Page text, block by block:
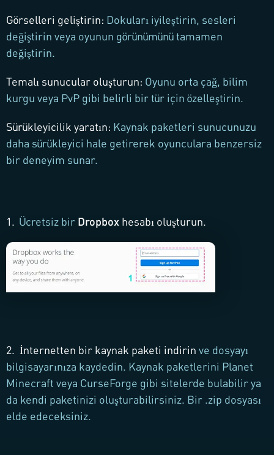
Görselleri geliştirin: Dokuları iyileştirin, sesleri
değiştirin veya oyunun görünümünü tamamen
değiştirin.
Temalı sunucular oluşturun: Oyunu orta çağ, bilim
kurgu veya PvP gibi belirli bir tür için özelleştirin.
Sürükleyicilik yaratın: Kaynak paketleri sunucunuzu
daha sürükleyici hale getirerek oyunculara benzersiz
bir deneyim sunar.
1. Ücretsiz bir Dropbox hesabı oluşturun.
2. İnternetten bir kaynak paketi indirin ve dosyayı
bilgisayarınıza kaydedin. Kaynak paketlerini Planet
Minecraft veya CurseForge gibi sitelerde bulabilir ya
da kendi paketinizi oluşturabilirsiniz. Bir .zip dosyası
elde edeceksiniz.